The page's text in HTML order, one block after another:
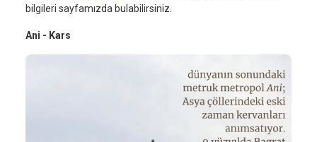
bilgileri sayfamızda bulabilirsiniz.
Ani - Kars